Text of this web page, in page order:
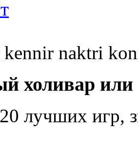
naktri
холивар
лучших игр,